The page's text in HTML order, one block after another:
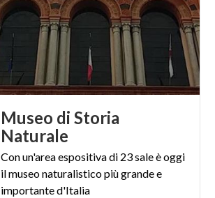
Museo di Storia
Naturale
Con un'area espositiva di 23 sale è oggi
il museo naturalistico più grande e
importante d'Italia